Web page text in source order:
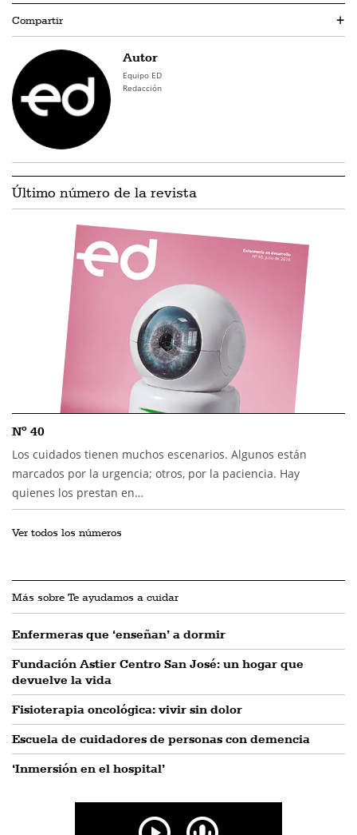
Compartir +
Autor
Equipo ED
Redacción
Último número de la revista
Nº 40
Los cuidados tienen muchos escenarios. Algunos están
marcados por la urgencia; otros, por la paciencia. Hay
quienes los prestan en…
Ver todos los números
Más sobre Te ayudamos a cuidar
Enfermeras que ‘enseñan’ a dormir
Fundación Astier Centro San José: un hogar que
devuelve la vida
Fisioterapia oncológica: vivir sin dolor
Escuela de cuidadores de personas con demencia
‘Inmersión en el hospital’